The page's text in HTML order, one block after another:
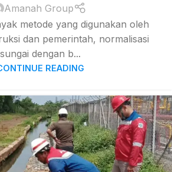
Amanah Group
metode yang digunakan oleh
dan pemerintah, normalisasi
sungai dengan b...
READING